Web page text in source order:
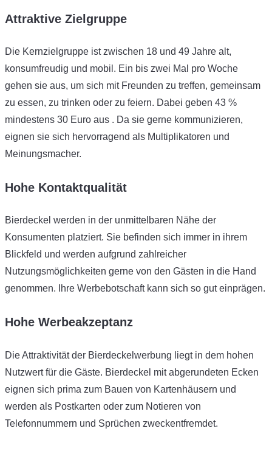
Attraktive Zielgruppe
Die Kernzielgruppe ist zwischen 18 und 49 Jahre alt,
konsumfreudig und mobil. Ein bis zwei Mal pro Woche
gehen sie aus, um sich mit Freunden zu treffen, gemeinsam
zu essen, zu trinken oder zu feiern. Dabei geben 43 %
mindestens 30 Euro aus . Da sie gerne kommunizieren,
eignen sie sich hervorragend als Multiplikatoren und
Meinungsmacher.
Hohe Kontaktqualität
Bierdeckel werden in der unmittelbaren Nähe der
Konsumenten platziert. Sie befinden sich immer in ihrem
Blickfeld und werden aufgrund zahlreicher
Nutzungsmöglichkeiten gerne von den Gästen in die Hand
genommen. Ihre Werbebotschaft kann sich so gut einprägen.
Hohe Werbeakzeptanz
Die Attraktivität der Bierdeckelwerbung liegt in dem hohen
Nutzwert für die Gäste. Bierdeckel mit abgerundeten Ecken
eignen sich prima zum Bauen von Kartenhäusern und
werden als Postkarten oder zum Notieren von
Telefonnummern und Sprüchen zweckentfremdet.